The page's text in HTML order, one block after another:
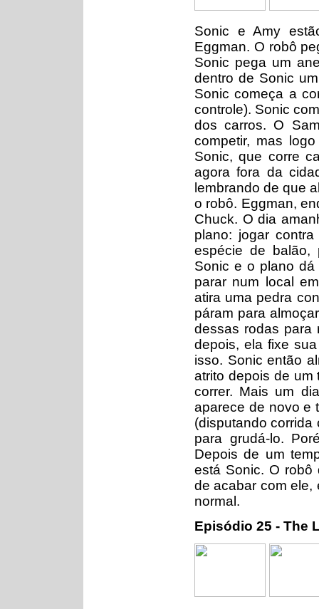
Sonic e Amy
Eggman. O robô
Sonic pega um
dentro de Sonic
Sonic começa a
controle). Sonic
dos carros. O
competir, mas
Sonic, que corre
agora fora da
lembrando de que
o robô. Eggman,
Chuck. O dia
plano: jogar
espécie de balão,
Sonic e o plano dá
parar num local
atira uma pedra
páram para
dessas rodas para
depois, ela fixe
isso. Sonic então
atrito depois de um
correr. Mais um
aparece de novo e
(disputando
para grudá-lo.
Depois de um
está Sonic. O robô
de acabar com ele,
normal.
Episódio 25 - The